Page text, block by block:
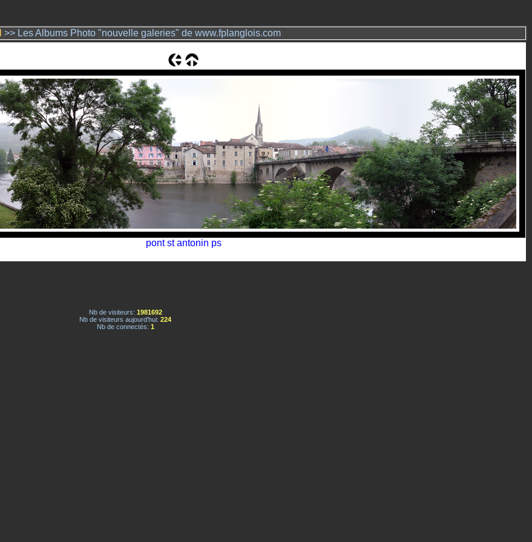
>> Les Albums Photo "nouvelle galeries" de www.fplanglois.com
pont st antonin ps
Nb de visiteurs: 1981692
Nb de visiteurs aujourd'hui: 224
Nb de connectés: 1